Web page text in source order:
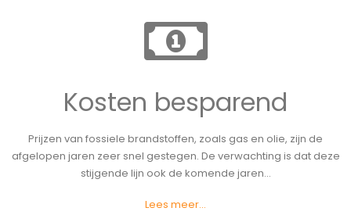
Kosten besparend
Prijzen van fossiele brandstoffen, zoals gas en olie, zijn de
afgelopen jaren zeer snel gestegen. De verwachting is dat deze
stijgende lijn ook de komende jaren...
Lees meer...